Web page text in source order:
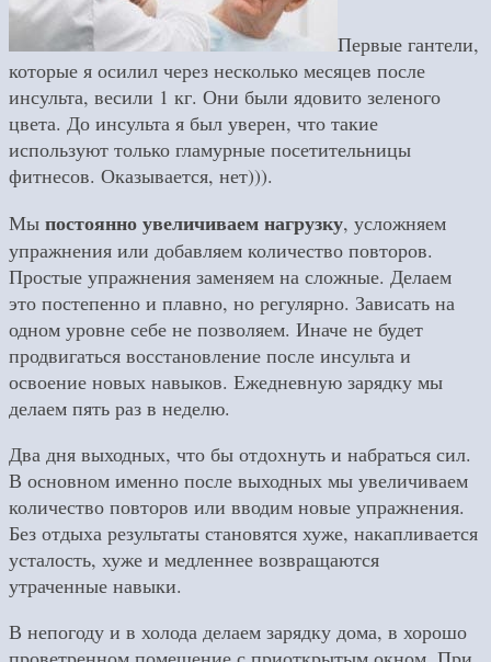
Первые гантели,
которые я осилил через несколько месяцев после
инсульта, весили 1 кг. Они были ядовито зеленого
цвета. До инсульта я был уверен, что такие
используют только гламурные посетительницы
фитнесов. Оказывается, нет))).
Мы постоянно увеличиваем нагрузку, усложняем
упражнения или добавляем количество повторов.
Простые упражнения заменяем на сложные. Делаем
это постепенно и плавно, но регулярно. Зависать на
одном уровне себе не позволяем. Иначе не будет
продвигаться восстановление после инсульта и
освоение новых навыков. Ежедневную зарядку мы
делаем пять раз в неделю.
Два дня выходных, что бы отдохнуть и набраться сил.
В основном именно после выходных мы увеличиваем
количество повторов или вводим новые упражнения.
Без отдыха результаты становятся хуже, накапливается
усталость, хуже и медленнее возвращаются
утраченные навыки.
В непогоду и в холода делаем зарядку дома, в хорошо